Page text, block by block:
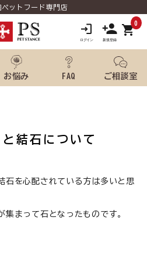
ペットフード専門店
shopping_cart0
お悩み FAQ ご相談室
規会員登録
結石について
石を心配されている方は多いと思
集まって石となったものです。